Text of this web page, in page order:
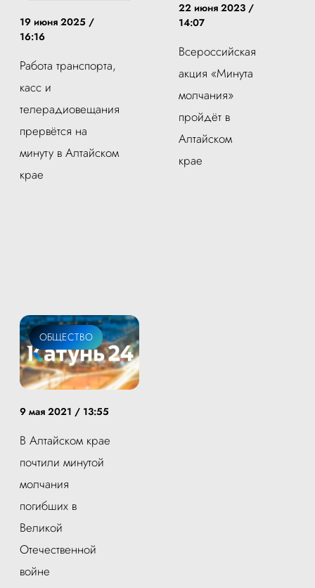
19 июня 2025 /
16:16
Работа транспорта,
касс и
телерадиовещания
прервётся на
минуту в Алтайском
крае
22 июня 2023 /
14:07
Всероссийская
акция «Минута
молчания»
пройдёт в
Алтайском
крае
ОБЩЕСТВО
9 мая 2021 / 13:55
В Алтайском крае
почтили минутой
молчания
погибших в
Великой
Отечественной
войне